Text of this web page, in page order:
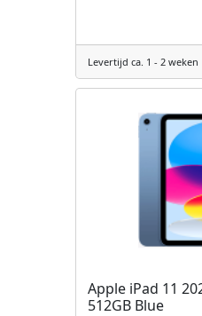
Levertijd ca. 1 - 2 weken
Apple iPad 11
512GB Blue